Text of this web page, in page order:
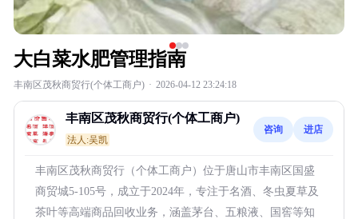
大白菜水肥管理指南
丰南区茂秋商贸行(个体工商户) · 2026-04-12 23:24:18
丰南区茂秋商贸行(个体工商户)
法人:吴凯
咨询 进店
丰南区茂秋商贸行（个体工商户）位于唐山市丰南区国盛
商贸城5-105号，成立于2024年，专注于名酒、冬虫夏草及
茶叶等高端商品回收业务，涵盖茅台、五粮液、国窖等知